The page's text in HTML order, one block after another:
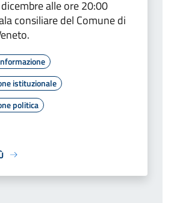
alle ore 20:00
consiliare del Comune di
istituzionale
politica